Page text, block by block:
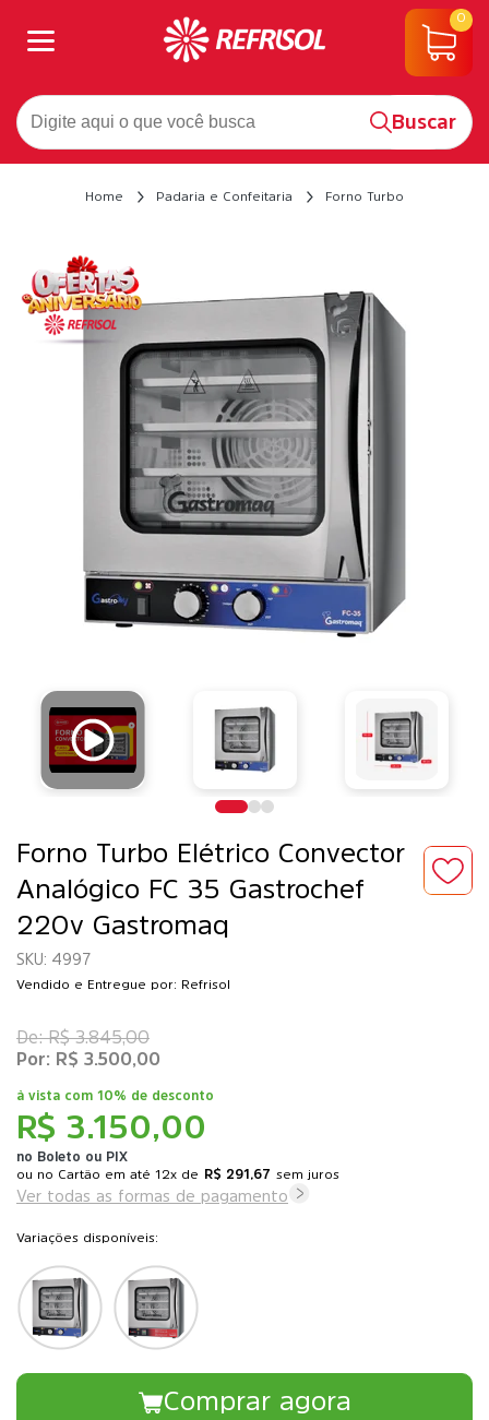
Buscar
0
Home Padaria e Confeitaria Forno Turbo
Forno Turbo Elétrico Convector
Analógico FC 35 Gastrochef
220v Gastromaq
4997
Vendido e Entregue por: Refrisol
R$ 3.150,00
no Boleto ou PIX
à vista com 10% de desconto
R$ 3.845,00
R$ 3.500,00
ou 12x de R$ 291,67 sem juros
Ver todas as formas de pagamento
Variações disponíveis:
Comprar agora